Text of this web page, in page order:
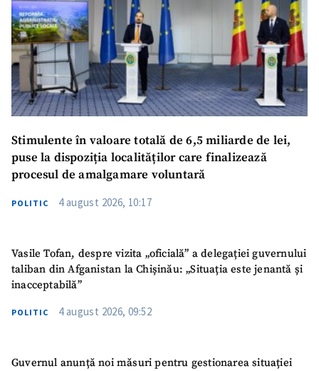
Stimulente în valoare totală de 6,5 miliarde de lei,
puse la dispoziția localităților care finalizează
procesul de amalgamare voluntară
POLITIC 4 august 2026, 10:17
Vasile Tofan, despre vizita „oficială” a delegației guvernului
taliban din Afganistan la Chișinău: „Situația este jenantă și
inacceptabilă”
POLITIC 4 august 2026, 09:52
Guvernul anunță noi măsuri pentru gestionarea situației